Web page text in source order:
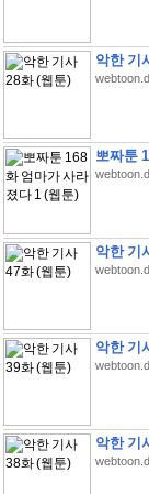
악한 기
뽀짜툰
악한 기
악한 기
악한 기